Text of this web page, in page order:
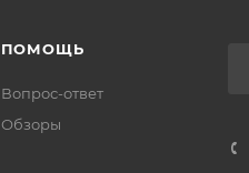
ПОМОЩЬ
Вопрос-ответ
Обзоры